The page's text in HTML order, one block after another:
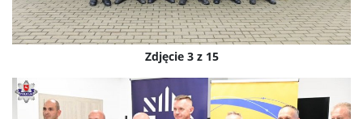
Zdjęcie 3 z 15